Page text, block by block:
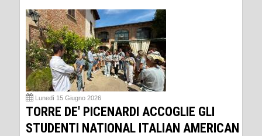
Lunedì 15 Giugno 2026
TORRE DE' PICENARDI ACCOGLIE GLI
STUDENTI NATIONAL ITALIAN AMERICAN